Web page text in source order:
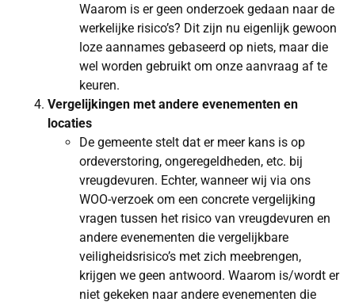
Waarom is er geen onderzoek gedaan naar de
werkelijke risico’s? Dit zijn nu eigenlijk gewoon
loze aannames gebaseerd op niets, maar die
wel worden gebruikt om onze aanvraag af te
keuren.
Vergelijkingen met andere evenementen en
locaties
De gemeente stelt dat er meer kans is op
ordeverstoring, ongeregeldheden, etc. bij
vreugdevuren. Echter, wanneer wij via ons
WOO-verzoek om een concrete vergelijking
vragen tussen het risico van vreugdevuren en
andere evenementen die vergelijkbare
veiligheidsrisico’s met zich meebrengen,
krijgen we geen antwoord. Waarom is/wordt er
niet gekeken naar andere evenementen die